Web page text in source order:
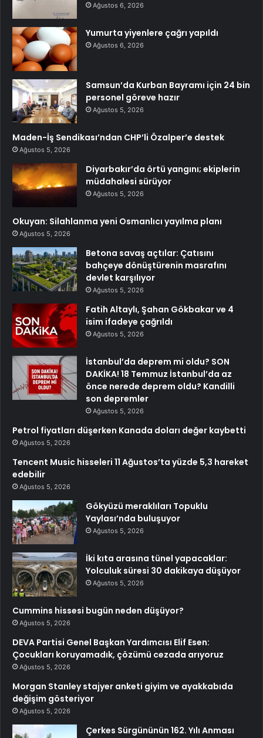
Ağustos 6, 2026
Yumurta yiyenlere çağrı yapıldı
Ağustos 6, 2026
Samsun’da Kurban Bayramı için 24 bin
personel göreve hazır
Ağustos 5, 2026
Maden-İş Sendikası’ndan CHP’li Özalper’e destek
Ağustos 5, 2026
Diyarbakır’da örtü yangını; ekiplerin
müdahalesi sürüyor
Ağustos 5, 2026
Okuyan: Silahlanma yeni Osmanlıcı yayılma planı
Ağustos 5, 2026
Betona savaş açtılar: Çatısını
bahçeye dönüştürenin masrafını
devlet karşılıyor
Ağustos 5, 2026
Fatih Altaylı, Şahan Gökbakar ve 4
isim ifadeye çağrıldı
Ağustos 5, 2026
İstanbul’da deprem mi oldu? SON
DAKİKA! 18 Temmuz İstanbul’da az
önce nerede deprem oldu? Kandilli
son depremler
Ağustos 5, 2026
Petrol fiyatları düşerken Kanada doları değer kaybetti
Ağustos 5, 2026
Tencent Music hisseleri 11 Ağustos’ta yüzde 5,3 hareket
edebilir
Ağustos 5, 2026
Gökyüzü meraklıları Topuklu
Yaylası’nda buluşuyor
Ağustos 5, 2026
İki kıta arasına tünel yapacaklar:
Yolculuk süresi 30 dakikaya düşüyor
Ağustos 5, 2026
Cummins hissesi bugün neden düşüyor?
Ağustos 5, 2026
DEVA Partisi Genel Başkan Yardımcısı Elif Esen:
Çocukları koruyamadık, çözümü cezada arıyoruz
Ağustos 5, 2026
Morgan Stanley stajyer anketi giyim ve ayakkabıda
değişim gösteriyor
Ağustos 5, 2026
Çerkes Sürgününün 162. Yılı Anması